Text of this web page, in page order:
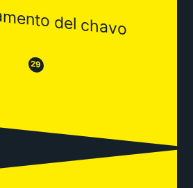
del chavo
😒 29 😂